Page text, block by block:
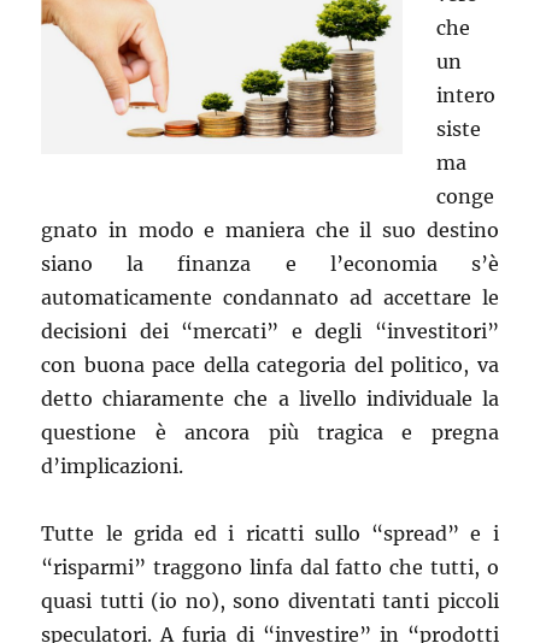
che
un
intero
siste
ma
conge
gnato in modo e maniera che il suo destino
siano la finanza e l’economia s’è
automaticamente condannato ad accettare le
decisioni dei “mercati” e degli “investitori”
con buona pace della categoria del politico, va
detto chiaramente che a livello individuale la
questione è ancora più tragica e pregna
d’implicazioni.
Tutte le grida ed i ricatti sullo “spread” e i
“risparmi” traggono linfa dal fatto che tutti, o
quasi tutti (io no), sono diventati tanti piccoli
speculatori. A furia di “investire” in “prodotti